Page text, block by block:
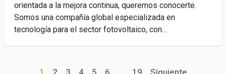
orientada a la mejora continua, queremos conocerte.
Somos una compañía global especializada en
tecnología para el sector fotovoltaico, con...
1 2 3 4 5 6 ... 19 Siguiente